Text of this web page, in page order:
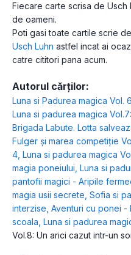
Fiecare carte scrisa de Usch
de oameni.
Poti gasi toate cartile scrie
Usch Luhn astfel incat ai
catre cititori pana acum.
Autorul cărților:
Luna si Padurea magica Vol. 6
Luna si padurea magica
Brigada Labute. Lotta
Fulger și marea competiție
4 Luna si padurea magica
magia poneiului Luna si
pantofii magici - Aripile
magia usii secrete Sofia si
interzise Aventuri cu ponei -
scoala Luna si padurea
Vol.8: Un arici cazut intr-un